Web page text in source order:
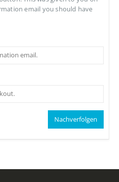
email you should have
Nachverfolgen